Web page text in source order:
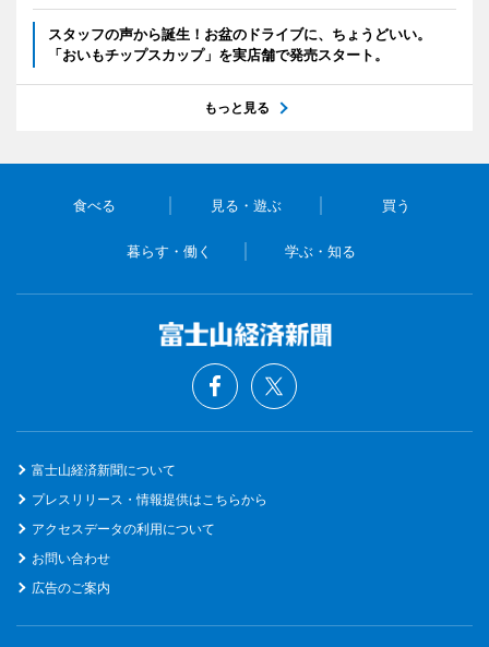
スタッフの声から誕生！お盆のドライブに、ちょうどいい。
「おいもチップスカップ」を実店舗で発売スタート。
もっと見る
食べる 見る・遊ぶ 買う
暮らす・働く 学ぶ・知る
富士山経済新聞について
プレスリリース・情報提供はこちらから
アクセスデータの利用について
お問い合わせ
広告のご案内